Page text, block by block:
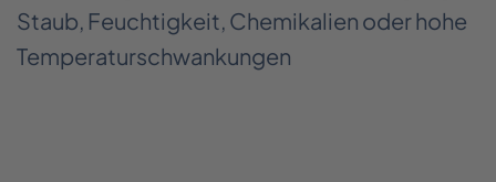
Staub, Feuchtigkeit, Chemikalien oder hohe
Temperaturschwankungen